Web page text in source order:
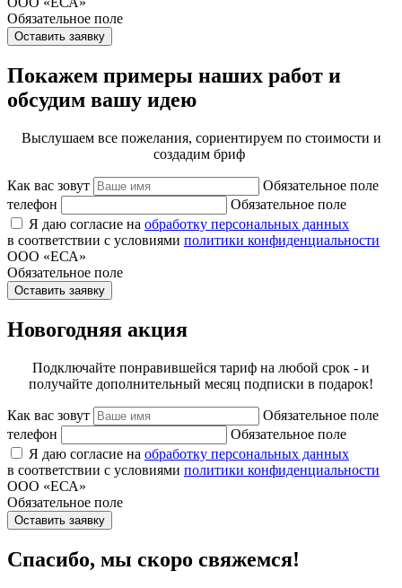
Обязательное поле
Оставить заявку
Покажем примеры наших работ и
обсудим вашу идею
Выслушаем все пожелания, сориентируем по стоимости и
создадим бриф
Как вас зовут
Обязательное поле
телефон
Обязательное поле
Я даю согласие на обработку персональных данных
в соответствии с условиями политики конфиденциальности
ООО «ЕСА»
Обязательное поле
Оставить заявку
Новогодняя акция
Подключайте понравившейся тариф на любой срок - и
получайте дополнительный месяц подписки в подарок!
Как вас зовут
Обязательное поле
телефон
Обязательное поле
Я даю согласие на обработку персональных данных
в соответствии с условиями политики конфиденциальности
ООО «ЕСА»
Обязательное поле
Оставить заявку
Спасибо, мы скоро свяжемся!